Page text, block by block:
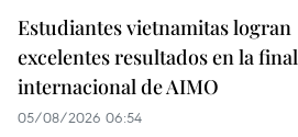
Estudiantes vietnamitas logran
excelentes resultados en la final
internacional de AIMO
05/08/2026 06:54